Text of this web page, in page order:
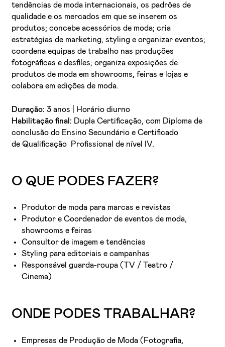
tendências de moda internacionais, os padrões de
qualidade e os mercados em que se inserem os
produtos; concebe acessórios de moda; cria
estratégias de marketing, styling e organizar eventos;
coordena equipas de trabalho nas produções
fotográficas e desfiles; organiza exposições de
produtos de moda em showrooms, feiras e lojas e
colabora em edições de moda.
Duração:3 anos | Horário diurno
Habilitação final: Dupla Certificação, com Diploma de
conclusão do Ensino Secundário e Certificado
de Qualificação Profissional de nível IV.
O QUE PODES FAZER?
Produtor de moda para marcas e revistas
Produtor e Coordenador de eventos de moda,
showrooms e feiras
Consultor de imagem e tendências
Styling para editoriais e campanhas
Responsável guarda-roupa (TV / Teatro /
Cinema)
ONDE PODES TRABALHAR?
Empresas de Produção de Moda (Fotografia,